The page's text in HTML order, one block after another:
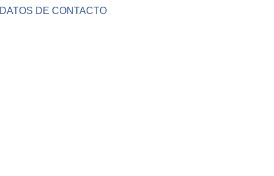
DATOS DE CONTACTO